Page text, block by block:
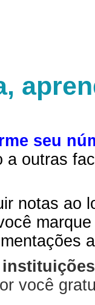
seu
a outras
notas ao
você